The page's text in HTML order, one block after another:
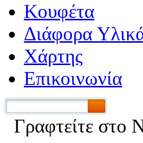
Κουφέτα
Διάφορα
Χάρτης
Επικοινωνία
Γραφτείτε στο